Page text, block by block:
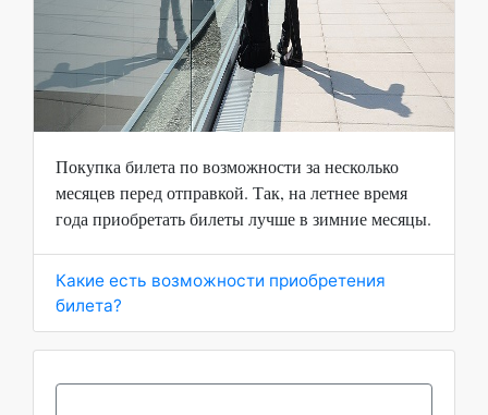
Покупка билета по возможности за несколько
месяцев перед отправкой. Так, на летнее время
года приобретать билеты лучше в зимние месяцы.
Какие есть возможности приобретения
билета?